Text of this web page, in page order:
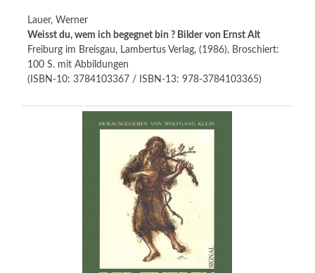
Lauer, Werner
Weisst du, wem ich begegnet bin ? Bilder von Ernst Alt
Freiburg im Breisgau, Lambertus Verlag, (1986), Broschiert:
100 S. mit Abbildungen
(ISBN-10: 3784103367 / ISBN-13: 978-3784103365)